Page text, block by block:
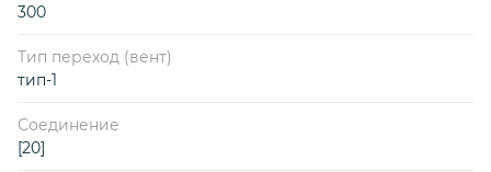
300
Тип переход (вент)
тип-1
Соединение
[20]